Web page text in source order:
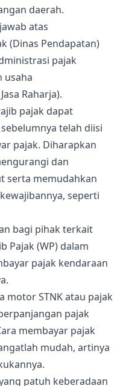
daerah.
atas
(Dinas Pendapatan)
pajak
usaha
Raharja).
pajak dapat
telah diisi
pajak. Diharapkan
dan
serta memudahkan
seperti
bagi pihak terkait
Pajak (WP) dalam
pajak kendaraan
motor STNK atau pajak
pajak
membayar pajak
mudah, artinya
patuh keberadaan